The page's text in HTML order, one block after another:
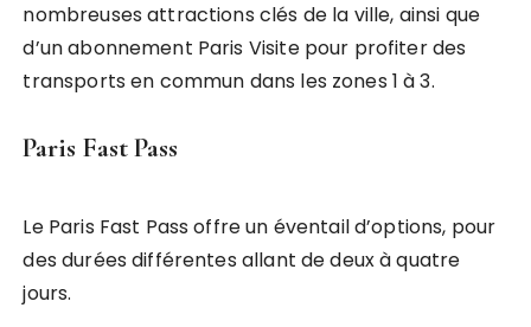
nombreuses attractions clés de la ville, ainsi que
d’un abonnement Paris Visite pour profiter des
transports en commun dans les zones 1 à 3.
Paris Fast Pass
Le Paris Fast Pass offre un éventail d’options, pour
des durées différentes allant de deux à quatre
jours.